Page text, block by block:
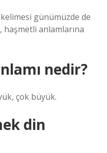
günümüzde de
anlamlarına
nedir?
çok büyük.
din